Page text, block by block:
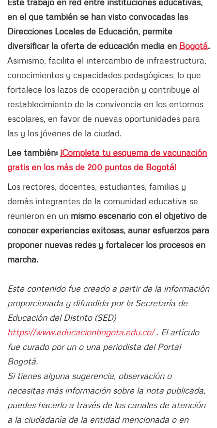
en el que también se han visto convocadas las
Direcciones Locales de Educación, permite
diversificar la oferta de educación media en Bogotá.
Asimismo, facilita el intercambio de infraestructura,
conocimientos y capacidades pedagógicas, lo que
fortalece los lazos de cooperación y contribuye al
restablecimiento de la convivencia en los entornos
escolares, en favor de nuevas oportunidades para
las y los jóvenes de la ciudad.
Lee también: ¡Completa tu esquema de vacunación
gratis en los más de 200 puntos de Bogotá!
Los rectores, docentes, estudiantes, familias y
demás integrantes de la comunidad educativa se
reunieron en un mismo escenario con el objetivo de
conocer experiencias exitosas, aunar esfuerzos para
proponer nuevas redes y fortalecer los procesos en
marcha.
Este contenido fue creado a partir de la información
proporcionada y difundida por la Secretaría de
Educación del Distrito (SED)
https://www.educacionbogota.edu.co/. El artículo
fue curado por un o una periodista del Portal
Bogotá.
Si tienes alguna sugerencia, observación o
necesitas más información sobre la nota publicada,
puedes hacerlo a través de los canales de atención
a la ciudadanía de la entidad mencionada o en